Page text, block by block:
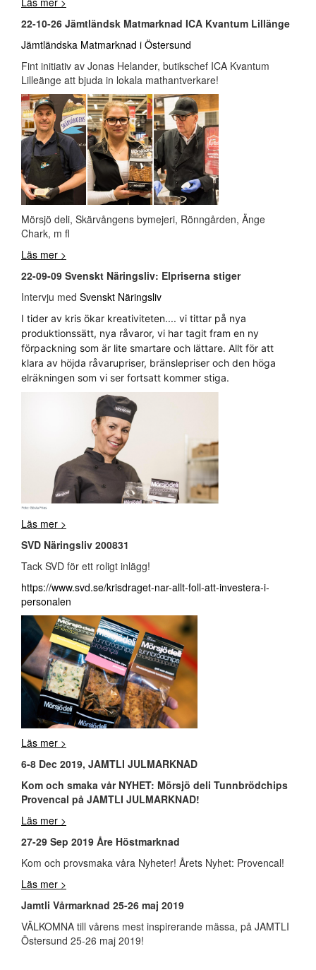
22-10-26 Jämtländsk Matmarknad ICA Kvantum Lillänge
Jämtländska Matmarknad i Östersund
Fint initiativ av Jonas Helander, butikschef ICA Kvantum
Lilleänge att bjuda in lokala mathantverkare!
Mörsjö deli, Skärvångens bymejeri, Rönngården, Änge
Chark, m fl
Läs mer >
22-09-09 Svenskt Näringsliv: Elpriserna stiger
Intervju med Svenskt Näringsliv
I tider av kris ökar kreativiteten.... vi tittar på nya
produktionssätt, nya råvaror, vi har tagit fram en ny
förpackning som är lite smartare och lättare. Allt för att
klara av höjda råvarupriser, bränslepriser och den höga
elräkningen som vi ser fortsatt kommer stiga.
Läs mer >
SVD Näringsliv 200831
Tack SVD för ett roligt inlägg!
https://www.svd.se/krisdraget-nar-allt-foll-att-investera-i-
personalen
Läs mer >
6-8 Dec 2019, JAMTLI JULMARKNAD
Kom och smaka vår NYHET: Mörsjö deli Tunnbrödchips
Provencal på JAMTLI JULMARKNAD!
Läs mer >
27-29 Sep 2019 Åre Höstmarknad
Kom och provsmaka våra Nyheter! Årets Nyhet: Provencal!
Läs mer >
Jamtli Vårmarknad 25-26 maj 2019
VÄLKOMNA till vårens mest inspirerande mässa, på JAMTLI
Östersund 25-26 maj 2019!